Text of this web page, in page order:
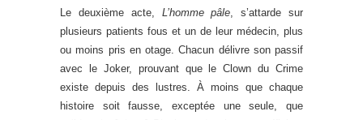
Le deuxième acte, L’homme pâle , s’attarde sur
plusieurs patients fous et un de leur médecin, plus
ou moins pris en otage. Chacun délivre son passif
avec le Joker, prouvant que le Clown du Crime
existe depuis des lustres. À moins que chaque
histoire soit fausse, exceptée une seule, que